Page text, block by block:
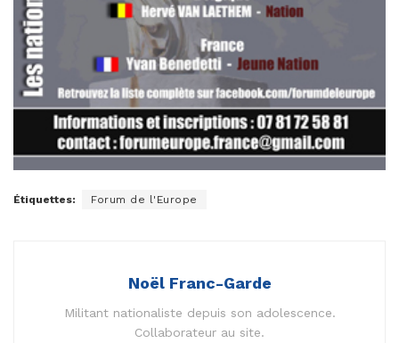
Étiquettes: Forum de l'Europe
Noël Franc-Garde
Militant nationaliste depuis son adolescence.
Collaborateur au site.